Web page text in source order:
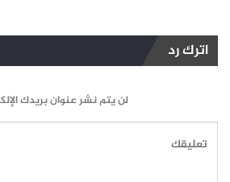
اترك رد
لن يتم نشر عنوان بريدك